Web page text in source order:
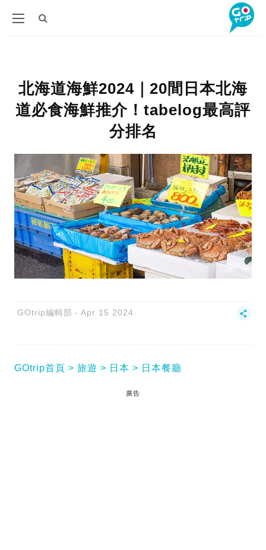
北海道海鮮2024｜20間日本北海
道必食海鮮推介！tabelog最高評
分排名
GOtrip編輯部 Apr 15 2024
GOtrip首頁 旅遊 日本 日本餐廳
廣告